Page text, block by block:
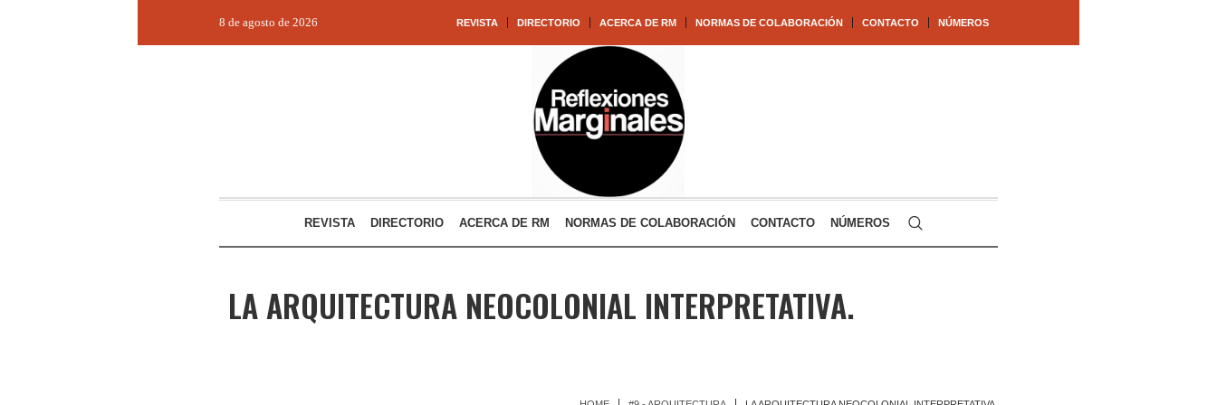
REVISTA DIRECTORIO ACERCA DE RM NORMAS DE COLABORACIÓN CONTACTO NÚMEROS
8 de agosto de 2026
REVISTA DIRECTORIO ACERCA DE RM NORMAS DE COLABORACIÓN CONTACTO NÚMEROS
LA ARQUITECTURA NEOCOLONIAL INTERPRETATIVA.